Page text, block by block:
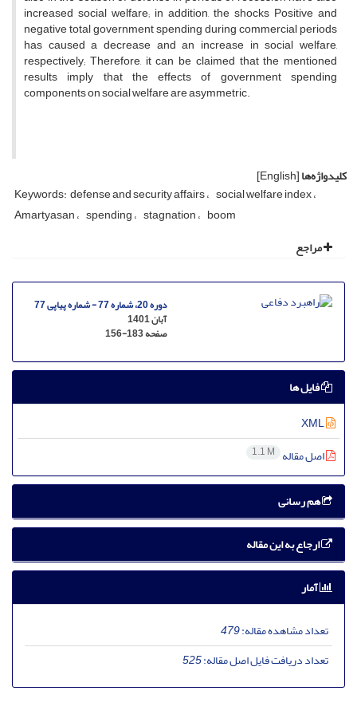
increased social welfare; in addition, the shocks Positive and
negative total government spending during commercial periods
has caused a decrease and an increase in social welfare,
respectively; Therefore, it can be claimed that the mentioned
results imply that the effects of government spending
components on social welfare are asymmetric.
کلیدواژه‌ها[English]
Keywords: defense and security affairs social welfare index
Amartyasan spending stagnation boom
مراجع
دوره 20، شماره 77 - شماره پیاپی 77
آبان 1401
صفحه156-183
فایل ها
اصل مقاله 1.1 M
هم رسانی
ارجاع به این مقاله
آمار
تعداد مشاهده مقاله:479
تعداد دریافت فایل اصل مقاله:525